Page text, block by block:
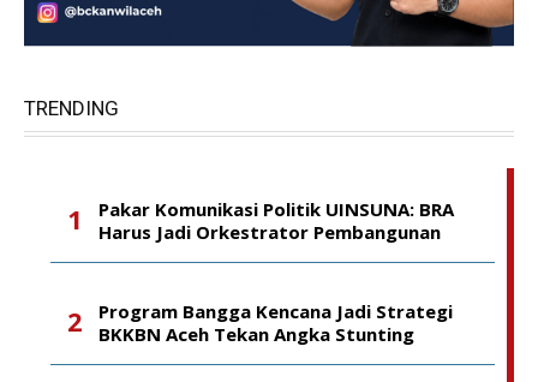
TRENDING
Pakar Komunikasi Politik UINSUNA: BRA
Harus Jadi Orkestrator Pembangunan
Program Bangga Kencana Jadi Strategi
BKKBN Aceh Tekan Angka Stunting